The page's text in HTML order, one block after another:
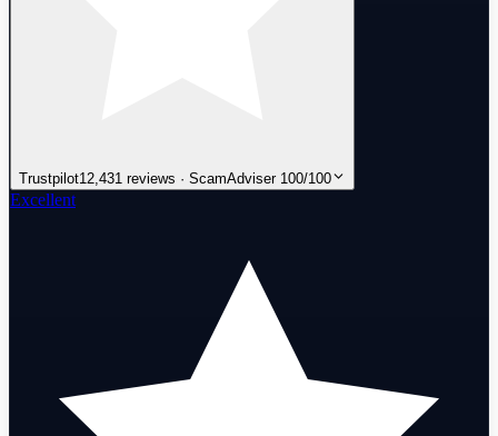
Trustpilot12,431 reviews · ScamAdviser 100/100
Excellent